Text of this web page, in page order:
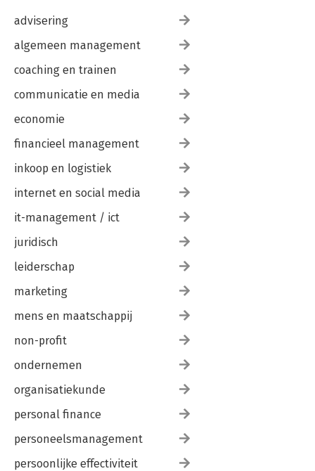
advisering
algemeen management
coaching en trainen
communicatie en media
economie
financieel management
inkoop en logistiek
internet en social media
it-management / ict
juridisch
leiderschap
marketing
mens en maatschappij
non-profit
ondernemen
organisatiekunde
personal finance
personeelsmanagement
persoonlijke effectiviteit